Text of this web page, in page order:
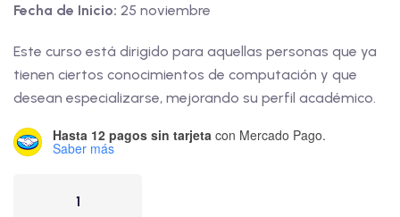
Fecha de Inicio: 25 noviembre
Este curso está dirigido para aquellas personas que ya
tienen ciertos conocimientos de computación y que
desean especializarse, mejorando su perfil académico.
Hasta 12 pagos sin tarjeta con Mercado Pago.
Saber más